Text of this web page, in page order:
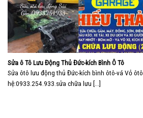
Sửa ô Tô Lưu Động Thủ Đức-kích Bình Ô Tô
Sửa ôtô lưu động thủ Đức-kích bình ôtô-vá Vỏ
hệ:0933.254.933.sửa chữa lưu [...]